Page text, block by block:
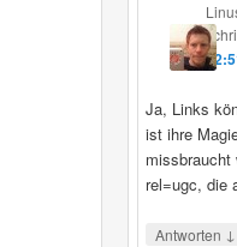
Ja, Links
ist ihre
missbraucht
rel=ugc, die
Antworten ↓